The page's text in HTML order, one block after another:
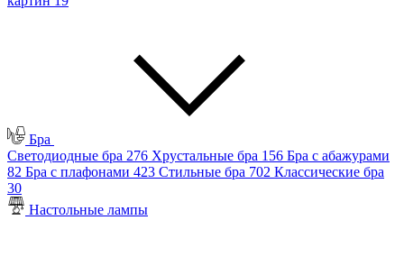
Бра
Светодиодные бра 276 Хрустальные бра 156 Бра с абажурами
82 Бра с плафонами 423 Стильные бра 702 Классические бра
30
Настольные лампы